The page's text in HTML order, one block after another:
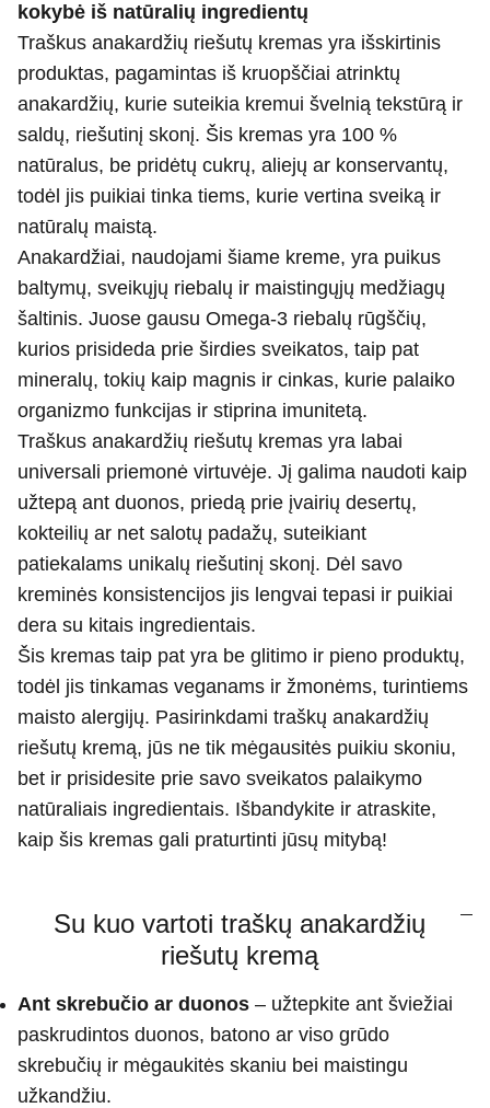
kokybė iš natūralių ingredientų
Traškus anakardžių riešutų kremas yra išskirtinis
produktas, pagamintas iš kruopščiai atrinktų
anakardžių, kurie suteikia kremui švelnią tekstūrą ir
saldų, riešutinį skonį. Šis kremas yra 100 %
natūralus, be pridėtų cukrų, aliejų ar konservantų,
todėl jis puikiai tinka tiems, kurie vertina sveiką ir
natūralų maistą.
Anakardžiai, naudojami šiame kreme, yra puikus
baltymų, sveikųjų riebalų ir maistingųjų medžiagų
šaltinis. Juose gausu Omega-3 riebalų rūgščių,
kurios prisideda prie širdies sveikatos, taip pat
mineralų, tokių kaip magnis ir cinkas, kurie palaiko
organizmo funkcijas ir stiprina imunitetą.
Traškus anakardžių riešutų kremas yra labai
universali priemonė virtuvėje. Jį galima naudoti kaip
užtepą ant duonos, priedą prie įvairių desertų,
kokteilių ar net salotų padažų, suteikiant
patiekalams unikalų riešutinį skonį. Dėl savo
kreminės konsistencijos jis lengvai tepasi ir puikiai
dera su kitais ingredientais.
Šis kremas taip pat yra be glitimo ir pieno produktų,
todėl jis tinkamas veganams ir žmonėms, turintiems
maisto alergijų. Pasirinkdami traškų anakardžių
riešutų kremą, jūs ne tik mėgausitės puikiu skoniu,
bet ir prisidesite prie savo sveikatos palaikymo
natūraliais ingredientais. Išbandykite ir atraskite,
kaip šis kremas gali praturtinti jūsų mitybą!
Su kuo vartoti traškų anakardžių
riešutų kremą
Ant skrebučio ar duonos – užtepkite ant šviežiai
paskrudintos duonos, batono ar viso grūdo
skrebučių ir mėgaukitės skaniu bei maistingu
užkandžiu.